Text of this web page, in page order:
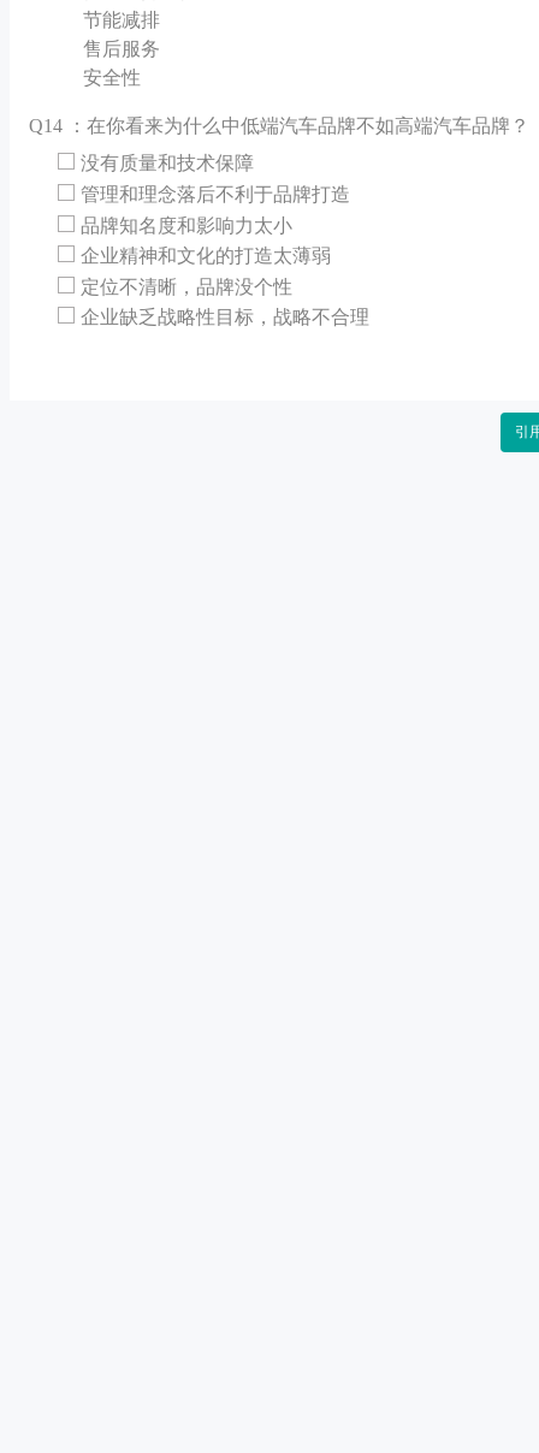
节能减排
售后服务
安全性
Q14 ：在你看来为什么中低端汽车品牌不如高端汽车品牌？
没有质量和技术保障
管理和理念落后不利于品牌打造
品牌知名度和影响力太小
企业精神和文化的打造太薄弱
定位不清晰，品牌没个性
企业缺乏战略性目标，战略不合理
引